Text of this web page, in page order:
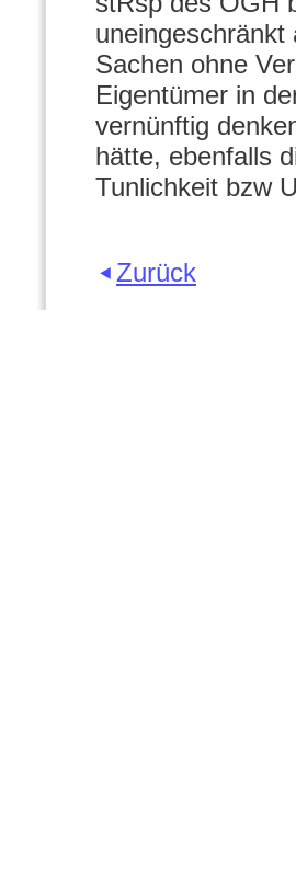
uneingeschränkt
Sachen ohne
Eigentümer in
vernünftig
hätte, ebenfalls
Tunlichkeit bzw
Zurück